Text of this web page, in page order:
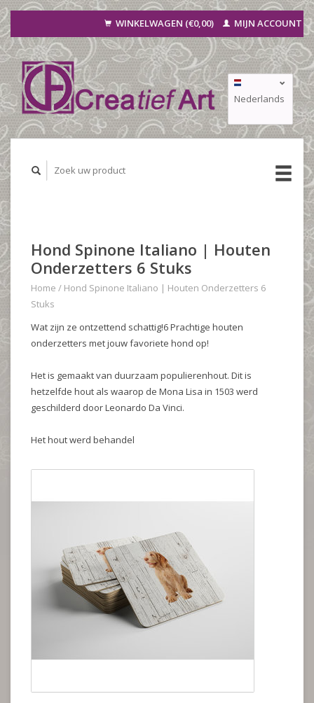
WINKELWAGEN (€0,00) MIJN ACCOUNT
Nederlands
Deutsch
Hond Spinone Italiano | Houten
Onderzetters 6 Stuks
Home / Hond Spinone Italiano | Houten Onderzetters 6
Stuks
Wat zijn ze ontzettend schattig!6 Prachtige houten
onderzetters met jouw favoriete hond op!
Het is gemaakt van duurzaam populierenhout. Dit is
hetzelfde hout als waarop de Mona Lisa in 1503 werd
geschilderd door Leonardo Da Vinci.
Het hout werd behandel